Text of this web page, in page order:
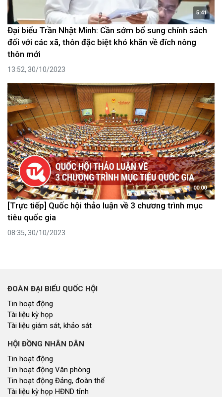
5:41
Đại biểu Trần Nhật Minh: Cần sớm bổ sung chính sách
đối với các xã, thôn đặc biệt khó khăn về đích nông
thôn mới
13:52, 30/10/2023
00:00
[Trực tiếp] Quốc hội thảo luận về 3 chương trình mục
tiêu quốc gia
08:35, 30/10/2023
ĐOÀN ĐẠI BIỂU QUỐC HỘI
Tin hoạt động
Tài liệu kỳ họp
Tài liệu giám sát, khảo sát
HỘI ĐỒNG NHÂN DÂN
Tin hoạt động
Tin hoạt động Văn phòng
Tin hoạt động Đảng, đoàn thể
Tài liệu kỳ họp HĐND tỉnh